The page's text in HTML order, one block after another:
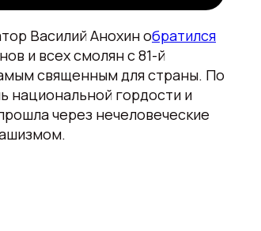
Василий Анохин обратился
и всех смолян с 81-й
священным для страны. По
национальной гордости и
через нечеловеческие